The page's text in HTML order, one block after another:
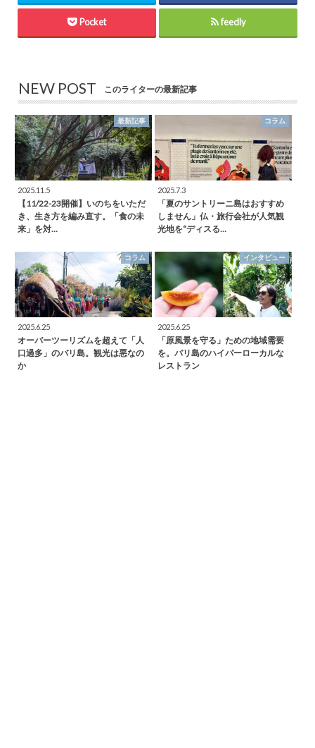
Pocket feedly
NEW POST このライターの最新記事
最新記事
2025.11.5
【11/22-23開催】いのちをいただ
き、生き方を編み直す。「食の未
来」を対…
コラム
2025.7.3
「夏のサントリーニ島はおすすめ
しません」仏・旅行会社が人気観
光地を“ディスる…
コラム
2025.6.25
オーバーツーリズムを超えて「人
口過多」のバリ島。観光は悪なの
か
インタビュー
2025.6.25
「原風景を守る」ための地域需要
を。バリ島のハイパーローカルな
レストラン